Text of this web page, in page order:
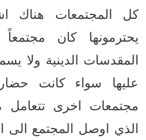
كل المجتمعات هناك
يحترمونها كان مجتمعاً
المقدسات الدينية ولا
عليها سواء كانت
مجتمعات اخرى
الذي اوصل المجتمع الى